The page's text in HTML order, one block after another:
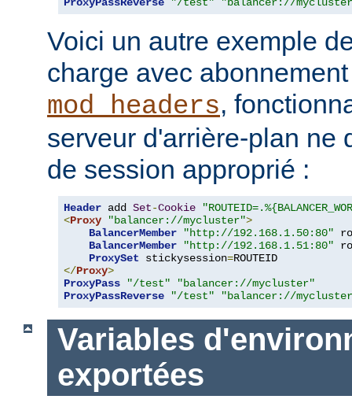
Voici un autre exemple
charge avec
mod_headers,
serveur d'arrière-plan ne
de session approprié :
Header add Set-Cookie
<Proxy "balancer://mycluster">
BalancerMember
"http://192.168.1.50:80"
BalancerMember
"http://192.168.1.51:80"
ProxySet stickysession=
</Proxy>
ProxyPass
"/test"
"balancer://mycluster"
ProxyPassReverse
"/test" "balancer://
Variables
exportées